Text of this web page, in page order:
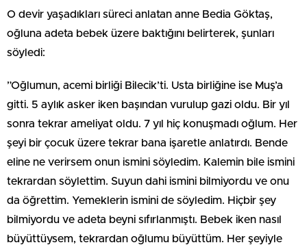
O devir yaşadıkları süreci anlatan anne Bedia Göktaş,
oğluna adeta bebek üzere baktığını belirterek, şunları
söyledi:
”Oğlumun, acemi birliği Bilecik’ti. Usta birliğine ise Muş’a
gitti. 5 aylık asker iken başından vurulup gazi oldu. Bir yıl
sonra tekrar ameliyat oldu. 7 yıl hiç konuşmadı oğlum. Her
şeyi bir çocuk üzere tekrar bana işaretle anlatırdı. Bende
eline ne verirsem onun ismini söyledim. Kalemin bile ismini
tekrardan söylettim. Suyun dahi ismini bilmiyordu ve onu
da öğrettim. Yemeklerin ismini de söyledim. Hiçbir şey
bilmiyordu ve adeta beyni sıfırlanmıştı. Bebek iken nasıl
büyüttüysem, tekrardan oğlumu büyüttüm. Her şeyiyle